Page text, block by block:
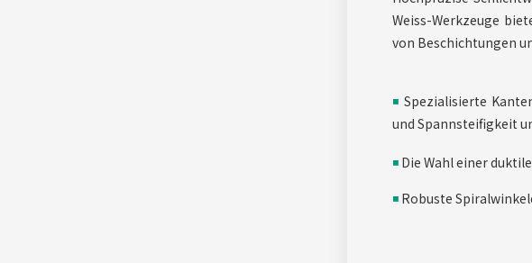
Weiss-Werkzeuge
von Beschichtungen
◾ Spezialisierte
und Spannsteifigkeit
◾Die Wahl einer
◾Robuste